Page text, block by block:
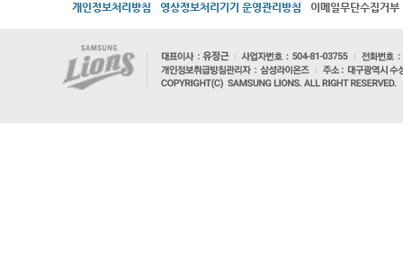
개인정보처리방침 영상정보처리기기 운영관리방침 이메일무단수집거부